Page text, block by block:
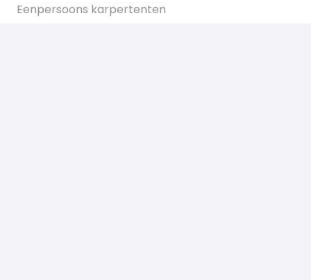
Eenpersoons karpertenten